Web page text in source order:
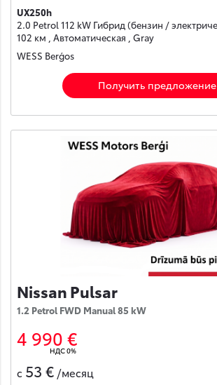
UX250h
2.0 Petrol 112 kW Гибрид (бензин /
102 км , Автоматическая , Gray
WESS Berģos
Получить предложение
Nissan Pulsar
1.2 Petrol FWD Manual 85 kW
4 990 €
НДС 0%
с 53 € /месяц